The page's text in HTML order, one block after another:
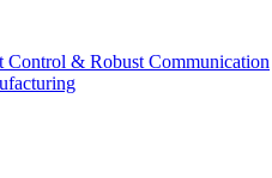
& Robust Communication